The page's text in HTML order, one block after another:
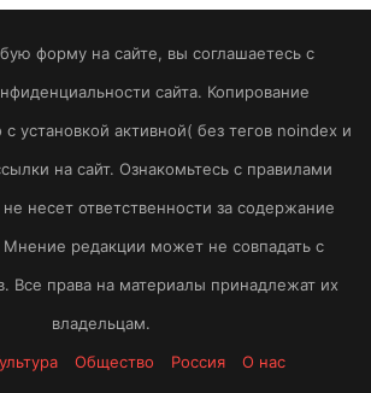
форму на сайте, вы соглашаетесь с
сайта. Копирование
установкой активной( без тегов noindex и
на сайт. Ознакомьтесь с правилами
несет ответственности за содержание
редакции может не совпадать с
Все права на материалы принадлежат их
владельцам.
Общество Россия О нас